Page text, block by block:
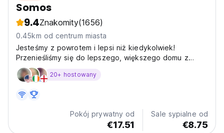
Somos
9.4Znakomity(1656)
0.45km od centrum miasta
Jesteśmy z powrotem i lepsi niż kiedykolwiek!
Przenieśliśmy się do lepszego, większego domu z
większymi przywilejami dla Ciebie. Nowy
20+ hostowany
Pokój prywatny od
€17.51
Sale sypialne od
€8.75